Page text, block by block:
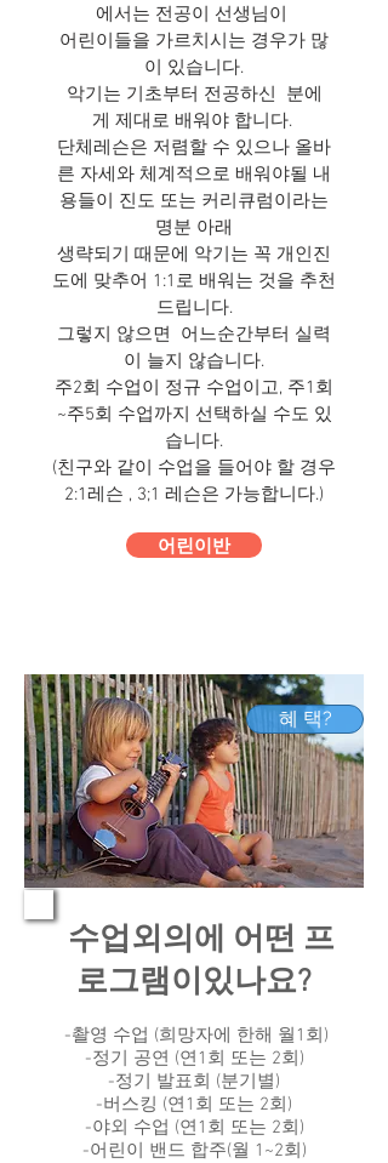
에서는 전공이 선생님이
어린이들을 가르치시는 경우가 많
이 있습니다.
악기는 기초부터 전공하신 분에
게 제대로 배워야 합니다.
단체레슨은 저렴할 수 있으나 올바
른 자세와 체계적으로 배워야될 내
용들이 진도 또는 커리큐럼이라는
명분 아래
생략되기 때문에 악기는 꼭 개인진
도에 맞추어 1:1로 배워는 것을 추천
드립니다.
그렇지 않으면 어느순간부터 실력
이 늘지 않습니다.
주2회 수업이 정규 수업이고, 주1회
~주5회 수업까지 선택하실 수도 있
습니다.
​(친구와 같이 수업을 들어야 할 경우
2:1레슨 , 3;1 레슨은 가능합니다.)
어린이반
혜 택?
수업외의에 어떤 프
로그램이있나요?
-촬영 수업 (희망자에 한해 월1회)
-정기 공연 (연1회 또는 2회)
​-정기 발표회 (분기별)
-버스킹 (연1회 또는 2회)
-야외 수업 (연1회 또는 2회)
-어린이 밴드 합주(월 1~2회)